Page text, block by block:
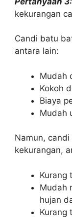
kekurangan
Candi batu
antara lain:
Mudah
Kokoh
Biaya
Mudah
Namun,
kekurangan,
Kurang
Mudah
hujan
Kurang